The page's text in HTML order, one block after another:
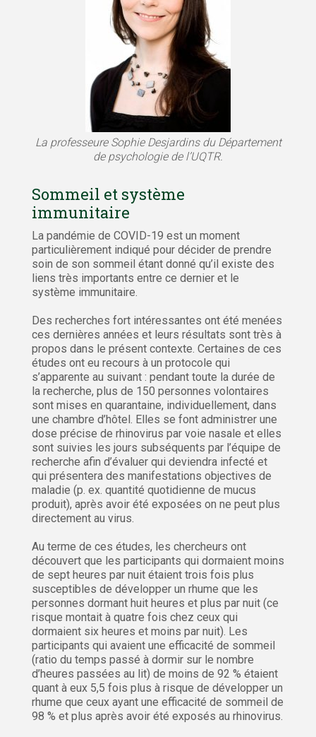
La professeure Sophie Desjardins du Département
de psychologie de l’UQTR.
Sommeil et système
immunitaire
La pandémie de COVID-19 est un moment
particulièrement indiqué pour décider de prendre
soin de son sommeil étant donné qu’il existe des
liens très importants entre ce dernier et le
système immunitaire.
Des recherches fort intéressantes ont été menées
ces dernières années et leurs résultats sont très à
propos dans le présent contexte. Certaines de ces
études ont eu recours à un protocole qui
s’apparente au suivant : pendant toute la durée de
la recherche, plus de 150 personnes volontaires
sont mises en quarantaine, individuellement, dans
une chambre d’hôtel. Elles se font administrer une
dose précise de rhinovirus par voie nasale et elles
sont suivies les jours subséquents par l’équipe de
recherche afin d’évaluer qui deviendra infecté et
qui présentera des manifestations objectives de
maladie (p. ex. quantité quotidienne de mucus
produit), après avoir été exposées on ne peut plus
directement au virus.
Au terme de ces études, les chercheurs ont
découvert que les participants qui dormaient moins
de sept heures par nuit étaient trois fois plus
susceptibles de développer un rhume que les
personnes dormant huit heures et plus par nuit (ce
risque montait à quatre fois chez ceux qui
dormaient six heures et moins par nuit). Les
participants qui avaient une efficacité de sommeil
(ratio du temps passé à dormir sur le nombre
d’heures passées au lit) de moins de 92 % étaient
quant à eux 5,5 fois plus à risque de développer un
rhume que ceux ayant une efficacité de sommeil de
98 % et plus après avoir été exposés au rhinovirus.